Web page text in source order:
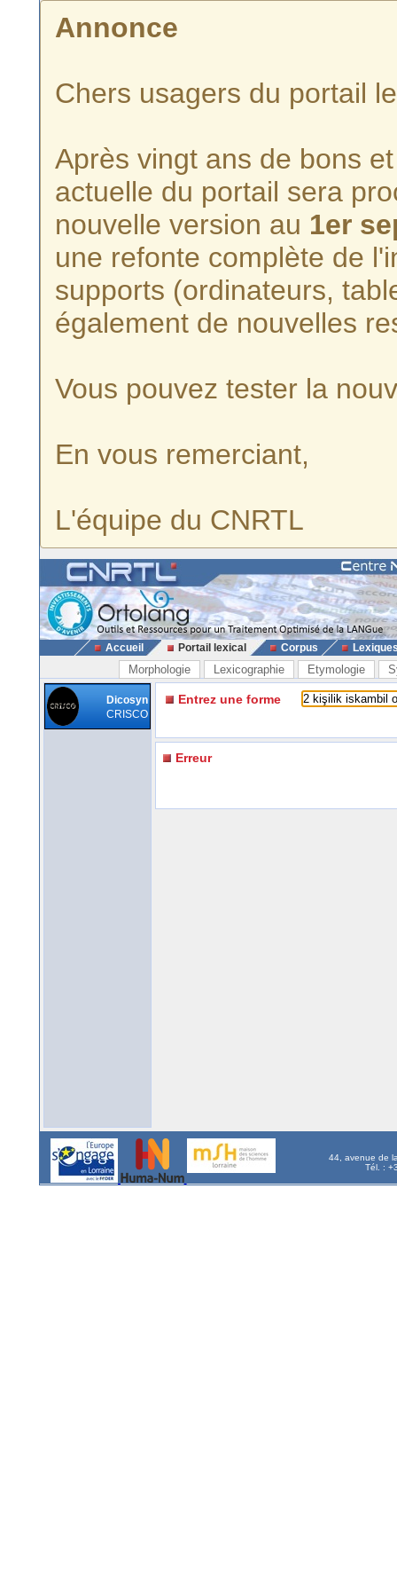
Annonce
Chers usagers du portail
Après vingt ans de bons
actuelle du portail sera
nouvelle version au 1er
une refonte complète de
supports (ordinateurs,
également de nouvelles
Vous pouvez tester la
En vous remerciant,
L'équipe du CNRTL
Accueil Portail lexical Corpus
Morphologie Lexicographie Etymologie
Dicosyn
CRISCO
Entrez une forme
Erreur
44, avenue de
Tél. :